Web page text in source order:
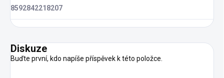
8592842218207
Diskuze
Buďte první, kdo napíše příspěvek k této položce.